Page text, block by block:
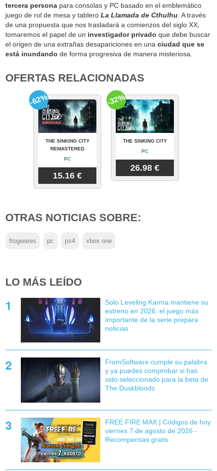
tercera persona para consolas y PC basado en el emblemático
juego de rol de mesa y tableroLa Llamada de Cthulhu . A través
de una propuesta que nos trasladará a comienzos del siglo XX,
tomaremos el papel de un investigador privado que debe buscar
el origen de una extrañas desapariciones en unaciudad que se
está inundando de forma progresiva de manera misteriosa.
OFERTAS RELACIONADAS
THE SINKING CITY
REMASTERED
PC
15.16 €
-62%
THE SINKING CITY
PC
26.98 €
-32%
OTRAS NOTICIAS SOBRE:
frogwares pc ps4 xbox one
LO MÁS LEÍDO
Solo Leveling Karma mantiene su
estreno en 2026: el juego más
importante de la serie prepara
noticias
FromSoftware cumple su palabra
y ya puedes comprobar si has
sido seleccionado para la beta de
The Duskbloods
FREE FIRE MAX | Códigos de hoy
viernes 7 de agosto de 2026 -
Recompensas gratis